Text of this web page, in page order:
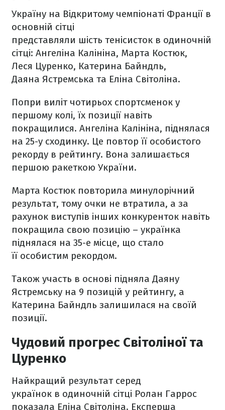
Україну на Відкритому чемпіонаті Франції в
основній сітці
представляли шість тенісисток в одиночній
сітці: Ангеліна Калініна, Марта Костюк,
Леся Цуренко, Катерина Байндль,
Даяна Ястремська та Еліна Світоліна.
Попри виліт чотирьох спортсменок у
першому колі, їх позиції навіть
покращилися. Ангеліна Калініна, піднялася
на 25-у сходинку. Це повтор її особистого
рекорду в рейтингу. Вона залишається
першою ракеткою України.
Марта Костюк повторила минулорічний
результат, тому очки не втратила, а за
рахунок виступів інших конкуренток навіть
покращила свою позицію – українка
піднялася на 35-е місце, що стало
її особистим рекордом.
Також участь в основі підняла Даяну
Ястремську на 9 позицій у рейтингу, а
Катерина Байндль залишилася на своїй
позиції.
Чудовий прогрес Світоліної та
Цуренко
Найкращий результат серед
українок в одиночній сітці Ролан Гаррос
показала Еліна Світоліна. Експерша